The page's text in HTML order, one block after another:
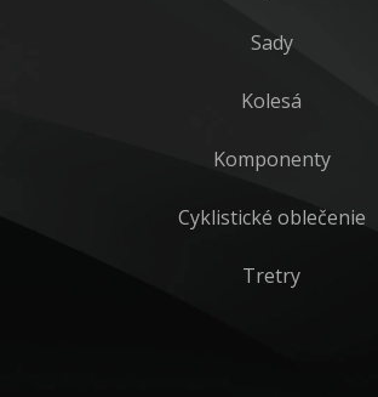
Sady
Kolesá
Komponenty
Cyklistické oblečenie
Tretry